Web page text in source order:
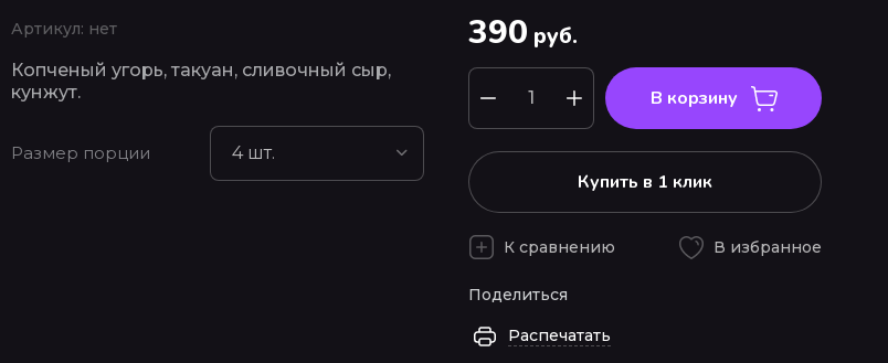
Артикул: нет
Копченый угорь, такуан, сливочный сыр,
кунжут.
Размер порции
390 руб.
В корзину
Купить в 1 клик
К сравнению В избранное
Поделиться
Распечатать